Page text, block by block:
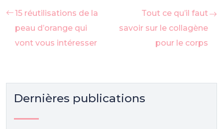
15 réutilisations de la
peau d’orange qui
vont vous intéresser
Tout ce qu’il faut
savoir sur le collagène
pour le corps
Dernières publications